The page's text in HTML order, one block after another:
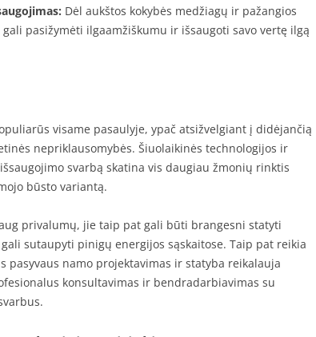
Dėl aukštos kokybės medžiagų ir pažangios
pasižymėti ilgaamžiškumu ir išsaugoti savo vertę ilgą
visame pasaulyje, ypač atsižvelgiant į didėjančią
nepriklausomybės. Šiuolaikinės technologijos ir
svarbą skatina vis daugiau žmonių rinktis
būsto variantą.
privalumų, jie taip pat gali būti brangesni statyti
sutaupyti pinigų energijos sąskaitose. Taip pat reikia
pasyvaus namo projektavimas ir statyba reikalauja
konsultavimas ir bendradarbiavimas su